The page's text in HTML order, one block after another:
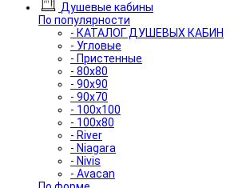
Душевые кабины
По популярности
- КАТАЛОГ ДУШЕВЫХ КАБИН
- Угловые
- Пристенные
- 80x80
- 90x90
- 90x70
- 100x100
- 100x80
- River
- Niagara
- Nivis
- Avacan